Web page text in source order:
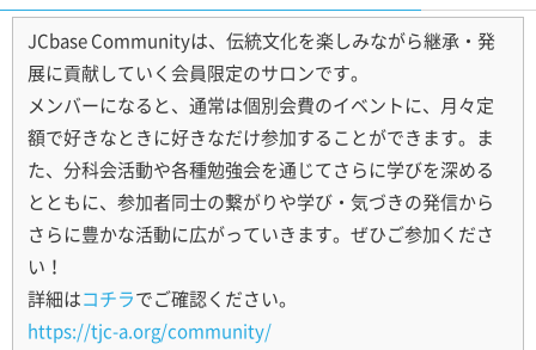
JCbase Communityは、伝統文化を楽しみながら継承・発
展に貢献していく会員限定のサロンです。
メンバーになると、通常は個別会費のイベントに、月々定
額で好きなときに好きなだけ参加することができます。ま
た、分科会活動や各種勉強会を通じてさらに学びを深める
とともに、参加者同士の繋がりや学び・気づきの発信から
さらに豊かな活動に広がっていきます。ぜひご参加くださ
い！
詳細はコチラでご確認ください。
https://tjc-a.org/community/